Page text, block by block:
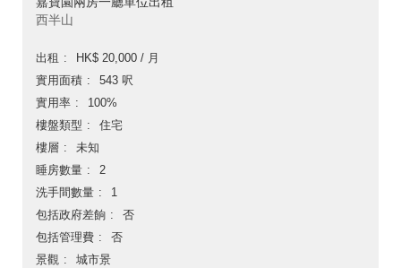
西半山
出租
HK$ 20,000 / 月
實用面積
543 呎
實用率
100%
樓盤類型
住宅
樓層
未知
睡房數量
2
洗手間數量
1
包括政府差餉
否
包括管理費
否
景觀
城市景